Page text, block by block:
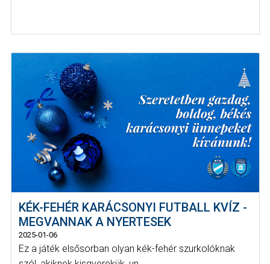
KÉK-FEHÉR KARÁCSONYI FUTBALL KVÍZ -
MEGVANNAK A NYERTESEK
2025-01-06
Ez a játék elsősorban olyan kék-fehér szurkolóknak